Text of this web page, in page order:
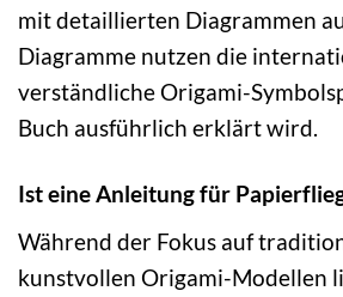
mit detaillierten Diagrammen
Diagramme nutzen die
verständliche Origami-
Buch ausführlich erklärt wird.
Ist eine Anleitung für
Während der Fokus auf
kunstvollen Origami-Modellen